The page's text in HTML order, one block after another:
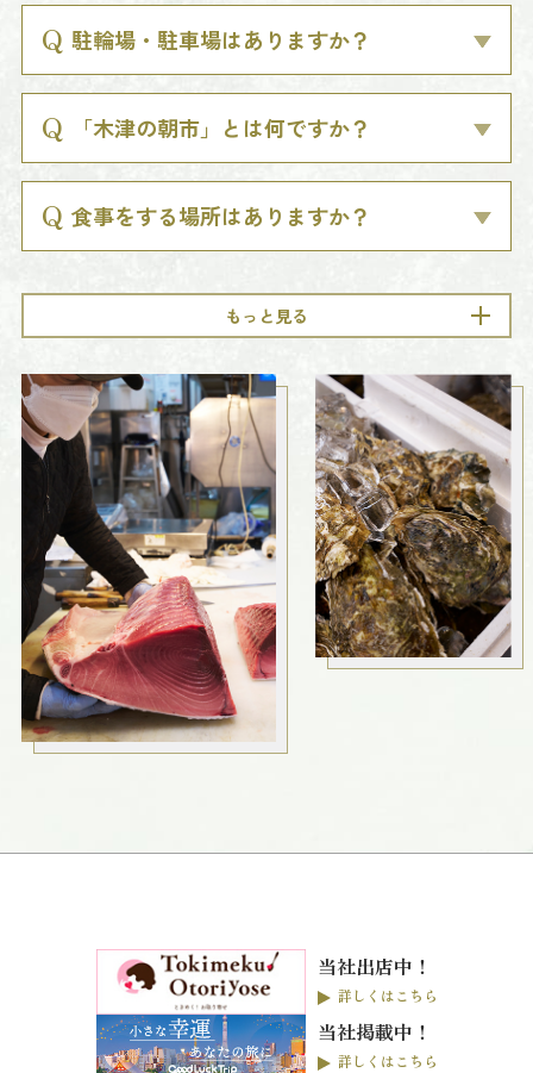
駐輪場・駐車場はありますか？
「木津の朝市」とは何ですか？
食事をする場所はありますか？
もっと見る
当社出店中！
詳しくはこちら
当社掲載中！
詳しくはこちら